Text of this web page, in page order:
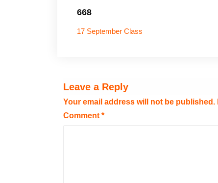
668
17 September Class
Leave a Reply
Your email address will not be published.
Comment *